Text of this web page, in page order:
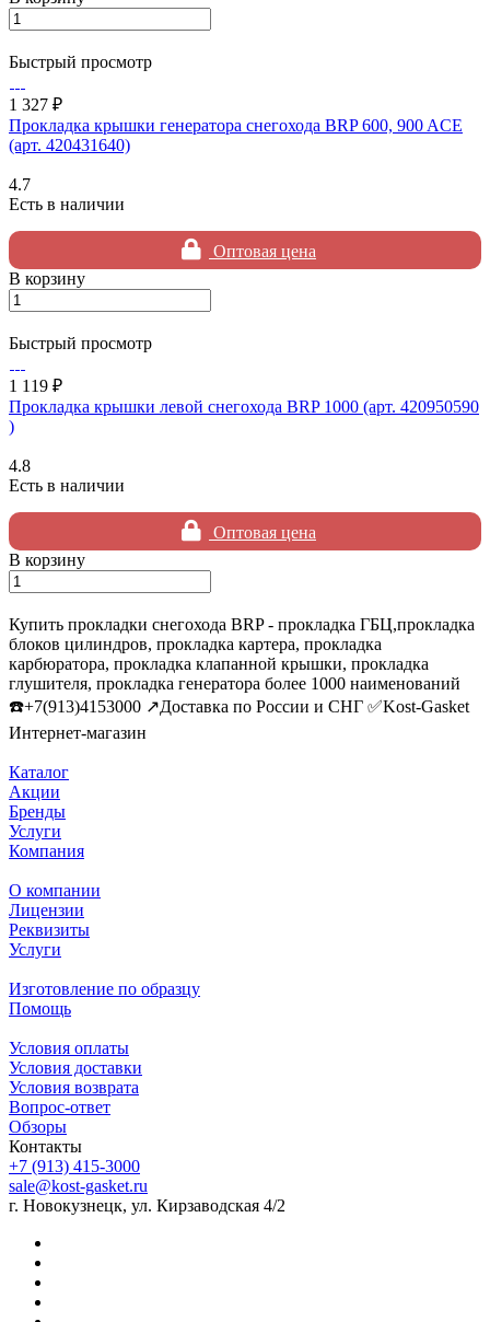
Быстрый просмотр
1 327 ₽
Прокладка крышки генератора снегохода BRP 600, 900 ACE
(арт. 420431640)
4.7
Есть в наличии
Оптовая цена
В корзину
Быстрый просмотр
1 119 ₽
Прокладка крышки левой снегохода BRP 1000 (арт. 420950590
)
4.8
Есть в наличии
Оптовая цена
В корзину
Купить прокладки снегохода BRP - прокладка ГБЦ,прокладка
блоков цилиндров, прокладка картера, прокладка
карбюратора, прокладка клапанной крышки, прокладка
глушителя, прокладка генератора более 1000 наименований
☎️+7(913)4153000 ↗️Доставка по России и СНГ ✅Kost-Gasket
Интернет-магазин
Каталог
Акции
Бренды
Услуги
Компания
О компании
Лицензии
Реквизиты
Услуги
Изготовление по образцу
Помощь
Условия оплаты
Условия доставки
Условия возврата
Вопрос-ответ
Обзоры
Контакты
+7 (913) 415-3000
sale@kost-gasket.ru
г. Новокузнецк, ул. Кирзаводская 4/2